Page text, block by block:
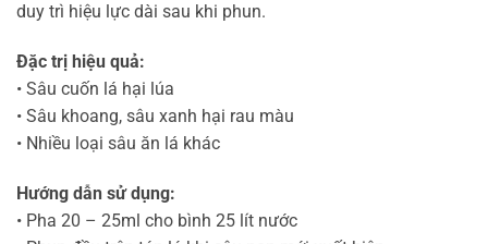
duy trì hiệu lực dài sau khi phun.
Đặc trị hiệu quả:
• Sâu cuốn lá hại lúa
• Sâu khoang, sâu xanh hại rau màu
• Nhiều loại sâu ăn lá khác
Hướng dẫn sử dụng:
• Pha 20 – 25ml cho bình 25 lít nước